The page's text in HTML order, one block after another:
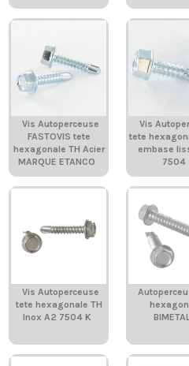
Vis Autoperceuse
FASTOVIS tete
hexagonale TH Acier
MARQUE ETANCO
Vis
tete
embase
7504
Vis Autoperceuse
tete hexagonale TH
Inox A2 7504 K